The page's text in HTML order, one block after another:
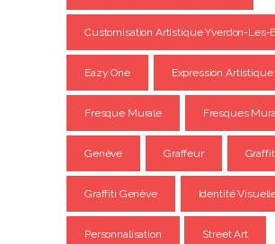
Customisation Artistique Yverdon-Les-
Eazy One Expression Artistique
Fresque Murale Fresques
Genève Graffeur
Graffiti Genève Identité
Personnalisation Street Art